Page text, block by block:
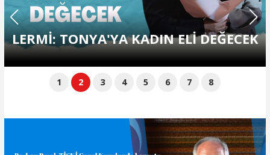
LERMİ: TONYA'YA KADIN ELİ DEĞECEK
1 2 3 4 5 6 7 8